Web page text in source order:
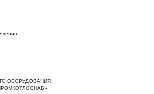
ОБОРУДОВАНИЯ